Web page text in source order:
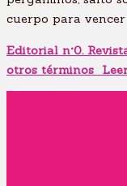
cuerpo para
Editorial n°0.
otros términos